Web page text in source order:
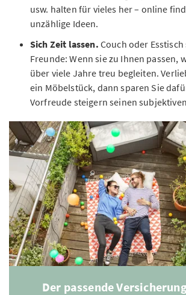
usw. halten für vieles her – online
unzählige Ideen.
Sich Zeit lassen. Couch oder
Freunde: Wenn sie zu Ihnen passen,
über viele Jahre treu begleiten.
ein Möbelstück, dann sparen Sie
Vorfreude steigern seinen
Der passende